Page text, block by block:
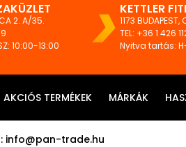
2. A/35.
10:00-13:00
KETTLER
1173
TEL: +36 1 426
Nyitva tartás:
AKCIÓS TERMÉKEK MÁRKÁK
info@pan-trade.hu